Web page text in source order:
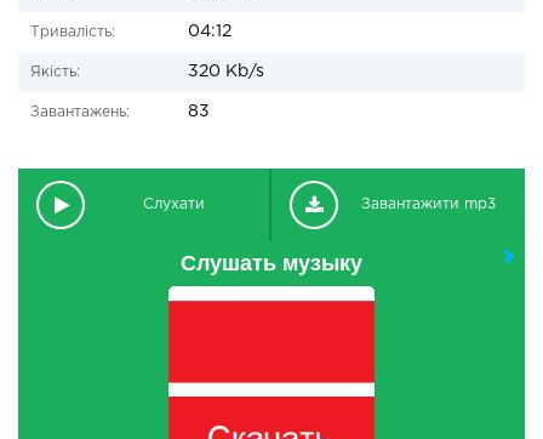
Тривалість: 04:12
Якість: 320 Kb/s
Завантажень: 83
Слухати Завантажити mp3
Слушать музыку